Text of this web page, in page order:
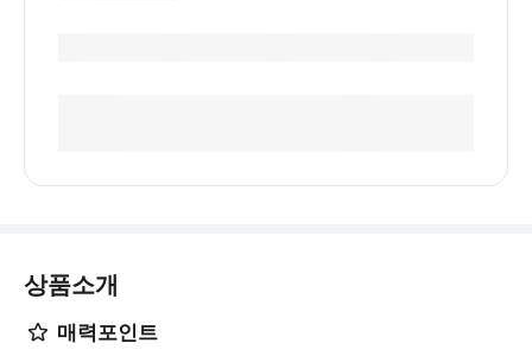
상품소개
매력포인트